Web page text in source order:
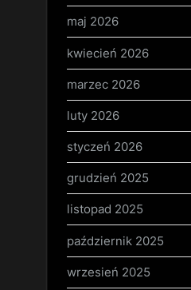
maj 2026
kwiecień 2026
marzec 2026
luty 2026
styczeń 2026
grudzień 2025
listopad 2025
październik 2025
wrzesień 2025